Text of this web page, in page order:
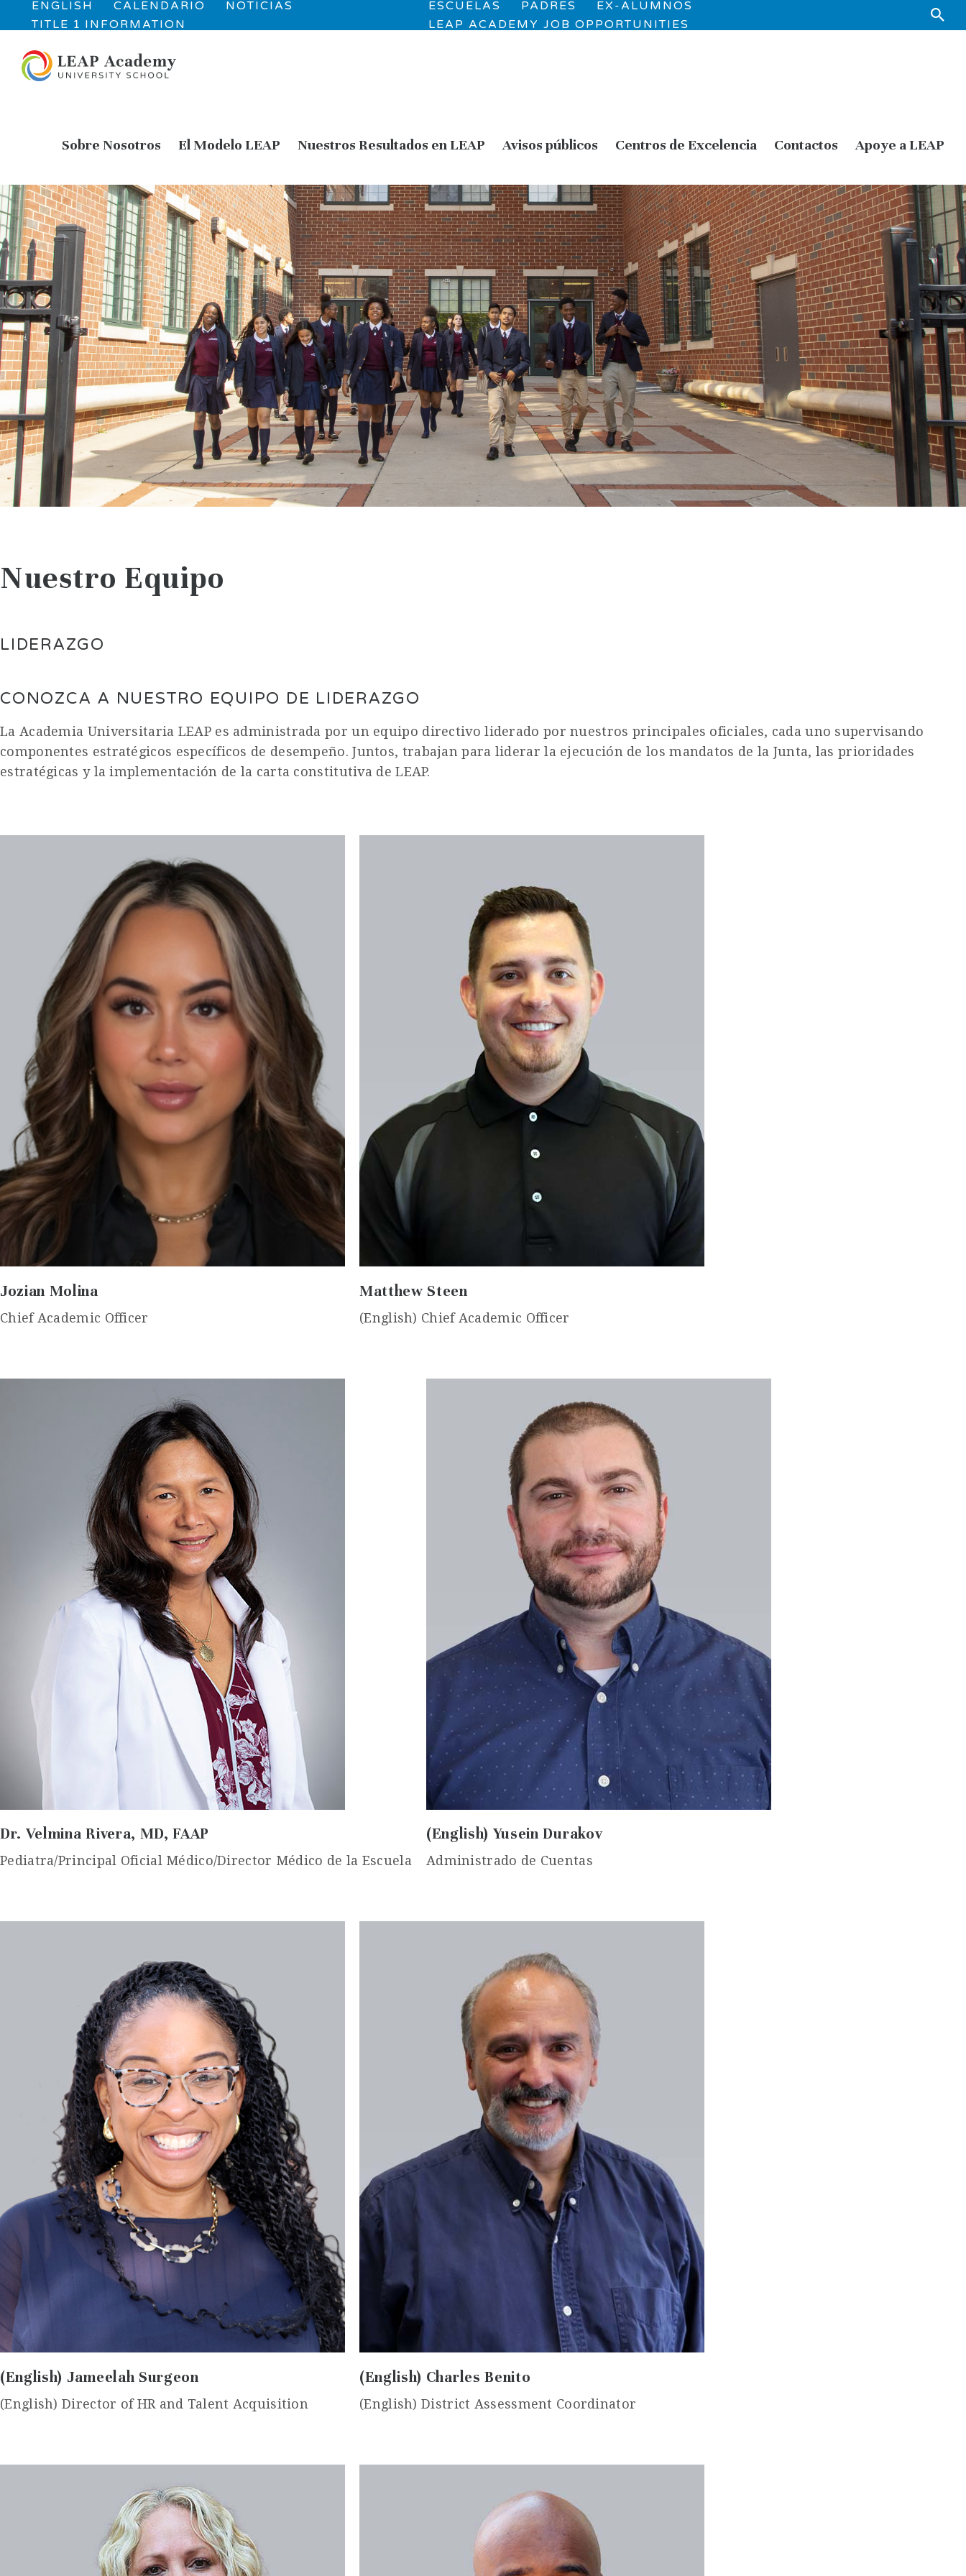
ENGLISH CALENDARIO
NOTICIAS
TITLE 1 INFORMATION
ESCUELAS PADRES
EX-ALUMNOS
LEAP ACADEMY JOB OPPORTUNITIES
Sobre Nosotros El Modelo LEAP Nuestros Resultados en LEAP Avisos públicos Centros de Excelencia Contactos Apoye a LEAP
Nuestro Equipo
LIDERAZGO
CONOZCA A NUESTRO EQUIPO DE LIDERAZGO
La Academia Universitaria LEAP es administrada por un equipo directivo liderado por nuestros principales oficiales, cada uno supervisando
componentes estratégicos específicos de desempeño. Juntos, trabajan para liderar la ejecución de los mandatos de la Junta, las prioridades
estratégicas y la implementación de la carta constitutiva de LEAP.
Jozian Molina
Chief Academic Officer
Matthew Steen
(English) Chief Academic Officer
Dr. Velmina Rivera, MD, FAAP
Pediatra/Principal Oficial Médico/Director Médico de la Escuela
(English) Yusein Durakov
Administrado de Cuentas
(English) Jameelah Surgeon
(English) Director of HR and Talent Acquisition
(English) Charles Benito
(English) District Assessment Coordinator